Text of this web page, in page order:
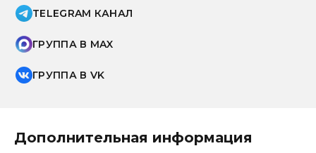
TELEGRAM КАНАЛ
ГРУППА В MAX
ГРУППА В VK
Дополнительная информация